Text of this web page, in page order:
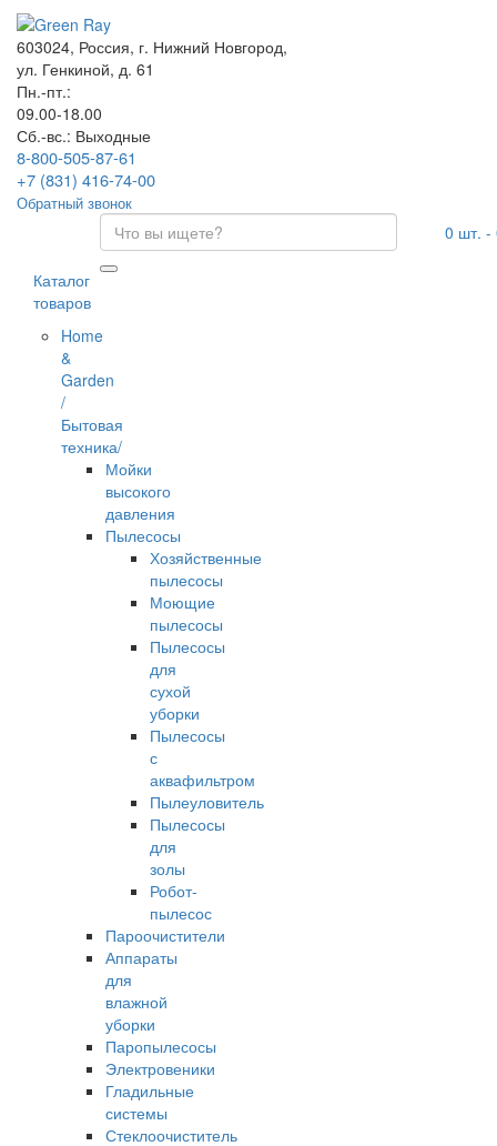
603024, Россия, г. Нижний Новгород,
ул. Генкиной, д. 61
Пн.-пт.:
09.00-18.00
Сб.-вс.: Выходные
8-800-505-87-61
+7 (831) 416-74-00
Обратный звонок
Каталог
товаров
Home
&
Garden
/
Бытовая
техника/
Мойки
высокого
давления
Пылесосы
Хозяйственные
пылесосы
Моющие
пылесосы
Пылесосы
для
сухой
уборки
Пылесосы
с
аквафильтром
Пылеуловитель
Пылесосы
для
золы
Робот-
пылесос
Пароочистители
Аппараты
для
влажной
уборки
Паропылесосы
Электровеники
Гладильные
системы
Стеклоочиститель
0 шт. -